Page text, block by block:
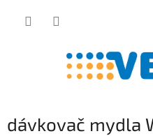
dávkovač mydla